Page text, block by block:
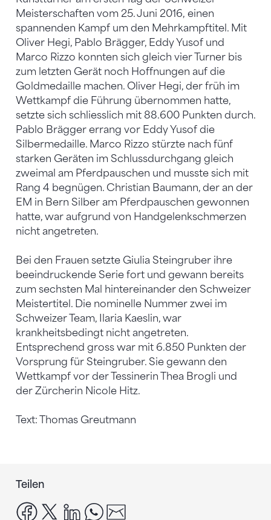
Meisterschaften vom 25. Juni 2016, einen
spannenden Kampf um den Mehrkampftitel. Mit
Oliver Hegi, Pablo Brägger, Eddy Yusof und
Marco Rizzo konnten sich gleich vier Turner bis
zum letzten Gerät noch Hoffnungen auf die
Goldmedaille machen. Oliver Hegi, der früh im
Wettkampf die Führung übernommen hatte,
setzte sich schliesslich mit 88.600 Punkten durch.
Pablo Brägger errang vor Eddy Yusof die
Silbermedaille. Marco Rizzo stürzte nach fünf
starken Geräten im Schlussdurchgang gleich
zweimal am Pferdpauschen und musste sich mit
Rang 4 begnügen. Christian Baumann, der an der
EM in Bern Silber am Pferdpauschen gewonnen
hatte, war aufgrund von Handgelenkschmerzen
nicht angetreten.
Bei den Frauen setzte Giulia Steingruber ihre
beeindruckende Serie fort und gewann bereits
zum sechsten Mal hintereinander den Schweizer
Meistertitel. Die nominelle Nummer zwei im
Schweizer Team, Ilaria Kaeslin, war
krankheitsbedingt nicht angetreten.
Entsprechend gross war mit 6.850 Punkten der
Vorsprung für Steingruber. Sie gewann den
Wettkampf vor der Tessinerin Thea Brogli und
der Zürcherin Nicole Hitz.
Text: Thomas Greutmann
Teilen
facebook
x linkedinwhatsapp